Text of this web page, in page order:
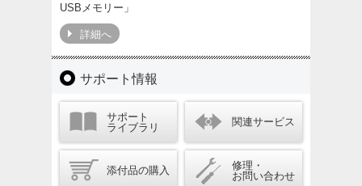
USBメモリー」
詳細へ
サポート情報
サポート
ライブラリ
関連サービス
添付品の購入
修理・
お問い合わせ